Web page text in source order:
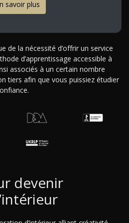
savoir plus
de la nécessité d’offrir un service
d’apprentissage accessible à
associés à un certain nombre
tiers afin que vous puissiez étudier
devenir